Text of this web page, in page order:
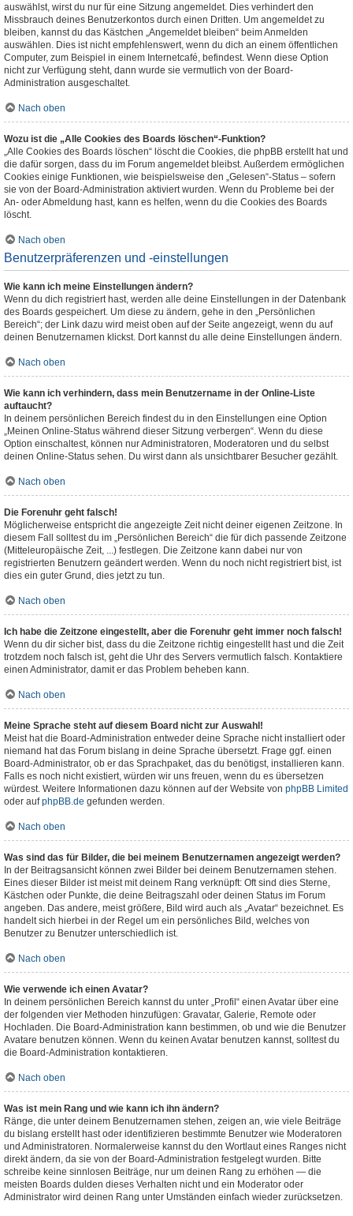
auswählst, wirst du nur für eine Sitzung angemeldet. Dies verhindert den
Missbrauch deines Benutzerkontos durch einen Dritten. Um angemeldet zu
bleiben, kannst du das Kästchen „Angemeldet bleiben“ beim Anmelden
auswählen. Dies ist nicht empfehlenswert, wenn du dich an einem öffentlichen
Computer, zum Beispiel in einem Internetcafé, befindest. Wenn diese Option
nicht zur Verfügung steht, dann wurde sie vermutlich von der Board-
Administration ausgeschaltet.
Nach oben
Wozu ist die „Alle Cookies des Boards löschen“-Funktion?
„Alle Cookies des Boards löschen“ löscht die Cookies, die phpBB erstellt hat und
die dafür sorgen, dass du im Forum angemeldet bleibst. Außerdem ermöglichen
Cookies einige Funktionen, wie beispielsweise den „Gelesen“-Status – sofern
sie von der Board-Administration aktiviert wurden. Wenn du Probleme bei der
An- oder Abmeldung hast, kann es helfen, wenn du die Cookies des Boards
löscht.
Nach oben
Benutzerpräferenzen und -einstellungen
Wie kann ich meine Einstellungen ändern?
Wenn du dich registriert hast, werden alle deine Einstellungen in der Datenbank
des Boards gespeichert. Um diese zu ändern, gehe in den „Persönlichen
Bereich“; der Link dazu wird meist oben auf der Seite angezeigt, wenn du auf
deinen Benutzernamen klickst. Dort kannst du alle deine Einstellungen ändern.
Nach oben
Wie kann ich verhindern, dass mein Benutzername in der Online-Liste
auftaucht?
In deinem persönlichen Bereich findest du in den Einstellungen eine Option
„Meinen Online-Status während dieser Sitzung verbergen“. Wenn du diese
Option einschaltest, können nur Administratoren, Moderatoren und du selbst
deinen Online-Status sehen. Du wirst dann als unsichtbarer Besucher gezählt.
Nach oben
Die Forenuhr geht falsch!
Möglicherweise entspricht die angezeigte Zeit nicht deiner eigenen Zeitzone. In
diesem Fall solltest du im „Persönlichen Bereich“ die für dich passende Zeitzone
(Mitteleuropäische Zeit, ...) festlegen. Die Zeitzone kann dabei nur von
registrierten Benutzern geändert werden. Wenn du noch nicht registriert bist, ist
dies ein guter Grund, dies jetzt zu tun.
Nach oben
Ich habe die Zeitzone eingestellt, aber die Forenuhr geht immer noch falsch!
Wenn du dir sicher bist, dass du die Zeitzone richtig eingestellt hast und die Zeit
trotzdem noch falsch ist, geht die Uhr des Servers vermutlich falsch. Kontaktiere
einen Administrator, damit er das Problem beheben kann.
Nach oben
Meine Sprache steht auf diesem Board nicht zur Auswahl!
Meist hat die Board-Administration entweder deine Sprache nicht installiert oder
niemand hat das Forum bislang in deine Sprache übersetzt. Frage ggf. einen
Board-Administrator, ob er das Sprachpaket, das du benötigst, installieren kann.
Falls es noch nicht existiert, würden wir uns freuen, wenn du es übersetzen
würdest. Weitere Informationen dazu können auf der Website von phpBB Limited
oder aufphpBB.de gefunden werden.
Nach oben
Was sind das für Bilder, die bei meinem Benutzernamen angezeigt werden?
In der Beitragsansicht können zwei Bilder bei deinem Benutzernamen stehen.
Eines dieser Bilder ist meist mit deinem Rang verknüpft: Oft sind dies Sterne,
Kästchen oder Punkte, die deine Beitragszahl oder deinen Status im Forum
angeben. Das andere, meist größere, Bild wird auch als „Avatar“ bezeichnet. Es
handelt sich hierbei in der Regel um ein persönliches Bild, welches von
Benutzer zu Benutzer unterschiedlich ist.
Nach oben
Wie verwende ich einen Avatar?
In deinem persönlichen Bereich kannst du unter „Profil“ einen Avatar über eine
der folgenden vier Methoden hinzufügen: Gravatar, Galerie, Remote oder
Hochladen. Die Board-Administration kann bestimmen, ob und wie die Benutzer
Avatare benutzen können. Wenn du keinen Avatar benutzen kannst, solltest du
die Board-Administration kontaktieren.
Nach oben
Was ist mein Rang und wie kann ich ihn ändern?
Ränge, die unter deinem Benutzernamen stehen, zeigen an, wie viele Beiträge
du bislang erstellt hast oder identifizieren bestimmte Benutzer wie Moderatoren
und Administratoren. Normalerweise kannst du den Wortlaut eines Ranges nicht
direkt ändern, da sie von der Board-Administration festgelegt wurden. Bitte
schreibe keine sinnlosen Beiträge, nur um deinen Rang zu erhöhen — die
meisten Boards dulden dieses Verhalten nicht und ein Moderator oder
Administrator wird deinen Rang unter Umständen einfach wieder zurücksetzen.